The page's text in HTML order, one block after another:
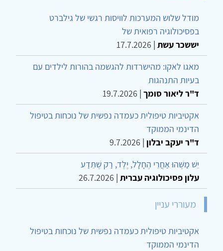
מודל שלוש המערכות לוויסות רגשי של גילברט
בפסיכולוגיה רפואית של
יששכר עשת |
17.7.2026
מאגו לאקו: מהישרדות להגשמה בהורות לילדים עם
בעיות התנהגות
ד"ר ליאור סומך |
19.7.2026
אקטיביות טיפולית כעמדה נפשית של נוכחות בטיפול
הדינמי הממוקד
ד"ר יעקב יבלון |
9.7.2026
יֵשׁ מַשֶּׁהוּ אַחֲרֵי הֶחָלָל, יֶלֶד, רַק שֶׁתֵּדַע
עלון פסיכולוגיה עברית |
26.7.2026
מעוררי עניין
אקטיביות טיפולית כעמדה נפשית של נוכחות בטיפול
הדינמי הממוקד